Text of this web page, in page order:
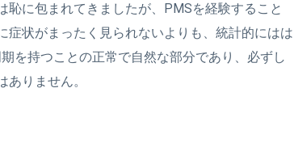
に包まれてきましたが、PMSを経験すること
状がまったく見られないよりも、統計的にはは
を持つことの正常で自然な部分であり、必ずし
りません。